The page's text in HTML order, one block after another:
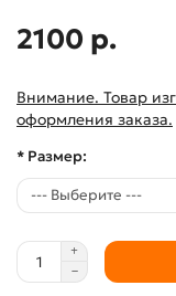
2100 р.
Внимание. Товар
оформления заказа.
* Размер: